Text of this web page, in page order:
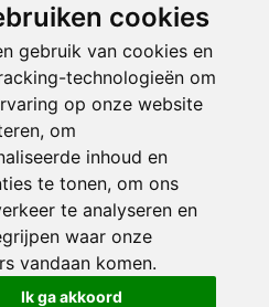
cookies
gebruik van cookies en
technologieën om
op onze website
om
inhoud en
te tonen, om ons
te analyseren en
waar onze
vandaan komen.
Ik ga akkoord
InstagramFacebook